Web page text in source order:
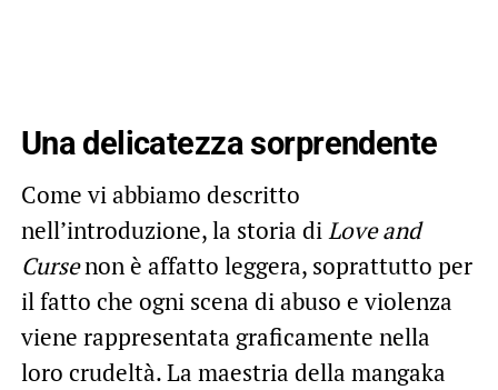
Una delicatezza sorprendente
Come vi abbiamo descritto
nell’introduzione, la storia diLove and
Cursenon è affatto leggera, soprattutto per
il fatto che ogni scena di abuso e violenza
viene rappresentata graficamente nella
loro crudeltà. La maestria della mangaka